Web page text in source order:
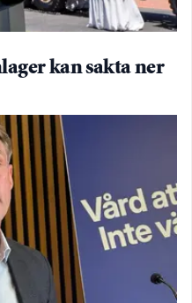
kan sakta ner